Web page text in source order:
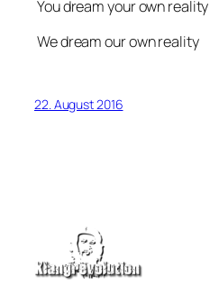
You dream your own reality
We dream our own reality
22. August 2016